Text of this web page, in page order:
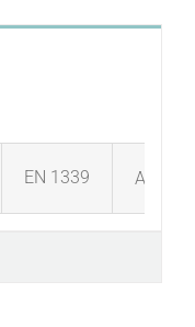
EN 1339 ASTM